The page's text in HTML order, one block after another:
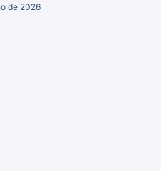
de 2026